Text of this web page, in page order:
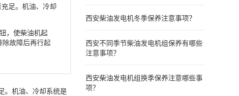
西安柴油发电机冬季保养注意事项？
西安不同季节柴油发电机组保养有哪些
注意事项？
西安柴油发电机组换季保养注意哪些事
项？
足。机油、冷却
，使柴油机起
故障后再行起
。机油、冷却系统是